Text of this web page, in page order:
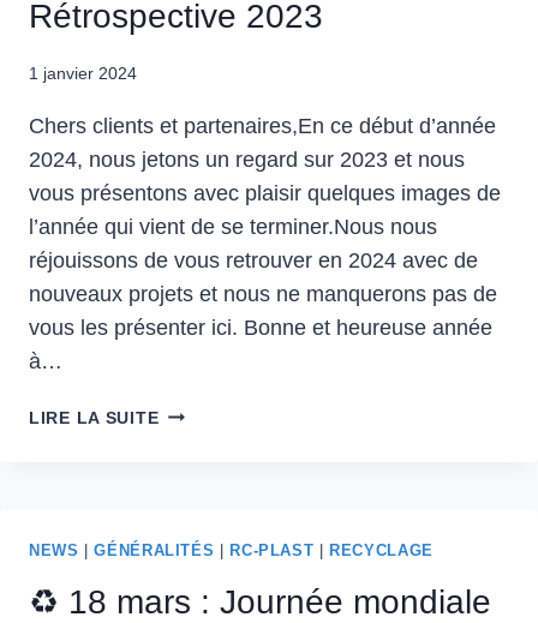
Rétrospective 2023
1 janvier 2024
Chers clients et partenaires,En ce début d’année
2024, nous jetons un regard sur 2023 et nous
vous présentons avec plaisir quelques images de
l’année qui vient de se terminer.Nous nous
réjouissons de vous retrouver en 2024 avec de
nouveaux projets et nous ne manquerons pas de
vous les présenter ici. Bonne et heureuse année
à…
LIRE LA SUITE RÉTROSPECTIVE
NEWS |GÉNÉRALITÉS RC-PLAST RECYCLAGE
♻ 18 mars : Journée mondiale